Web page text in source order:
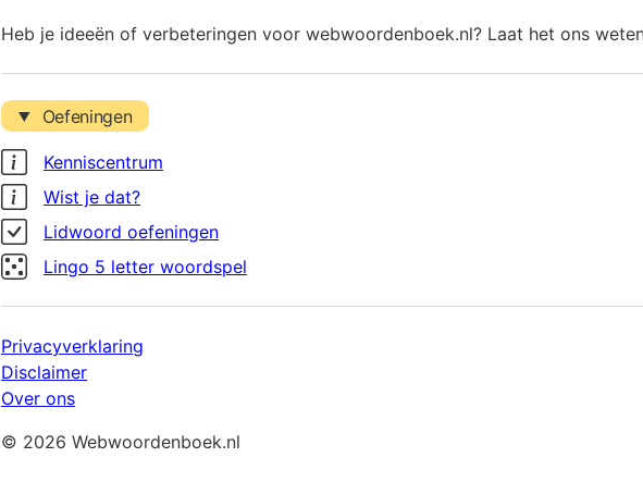
Heb je ideeën of verbeteringen voor webwoordenboek.nl? Laat het ons
Oefeningen
Kenniscentrum
Wist je dat?
Lidwoord oefeningen
Lingo 5 letter woordspel
Privacyverklaring
Disclaimer
Over ons
© 2026 Webwoordenboek.nl